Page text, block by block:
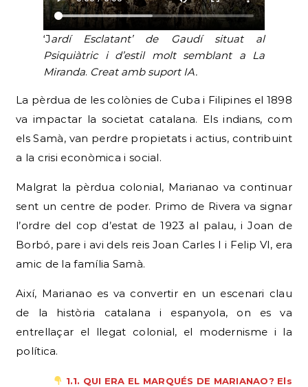
‘Jardí Esclatant’ de Gaudí situat al
Psiquiàtric i d’estil molt semblant a La
Miranda. Creat amb suport IA.
La pèrdua de les colònies de Cuba i Filipines el 1898
va impactar la societat catalana. Els indians, com
els Samà, van perdre propietats i actius, contribuint
a la crisi econòmica i social.
Malgrat la pèrdua colonial, Marianao va continuar
sent un centre de poder. Primo de Rivera va signar
l’ordre del cop d’estat de 1923 al palau, i Joan de
Borbó, pare i avi dels reis Joan Carles I i Felip VI, era
amic de la família Samà.
Així, Marianao es va convertir en un escenari clau
de la història catalana i espanyola, on es va
entrellaçar el llegat colonial, el modernisme i la
política.
1.1. QUI ERA EL MARQUÉS DE MARIANAO? Els